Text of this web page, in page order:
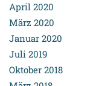
April 2020
März 2020
Januar 2020
Juli 2019
Oktober 2018